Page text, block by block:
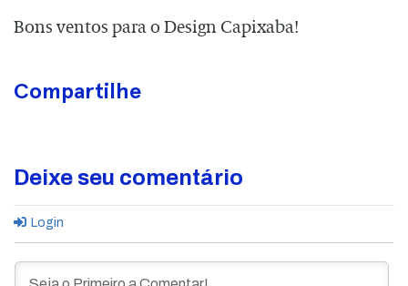
Bons ventos para o Design Capixaba!
Compartilhe
Deixe seu comentário
Login